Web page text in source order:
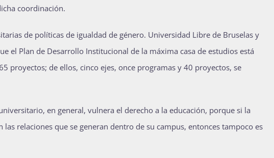
coordinación.
de políticas de igualdad de género. Universidad Libre de Bruselas y
el Plan de Desarrollo Institucional de la máxima casa de estudios está
proyectos; de ellos, cinco ejes, once programas y 40 proyectos, se
en general, vulnera el derecho a la educación, porque si la
relaciones que se generan dentro de su campus, entonces tampoco es